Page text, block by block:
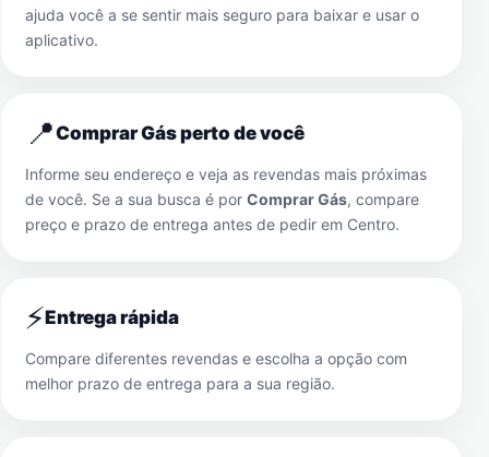
ajuda você a se sentir mais seguro para baixar e usar o
aplicativo.
📍Comprar Gás perto de você
Informe seu endereço e veja as revendas mais próximas
de você. Se a sua busca é por Comprar Gás, compare
preço e prazo de entrega antes de pedir em Centro.
⚡Entrega rápida
Compare diferentes revendas e escolha a opção com
melhor prazo de entrega para a sua região.